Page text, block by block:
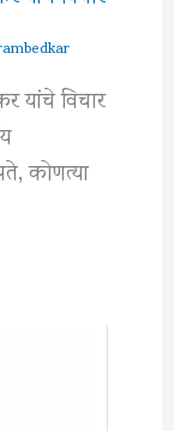
यांचे विचार
कोणत्या